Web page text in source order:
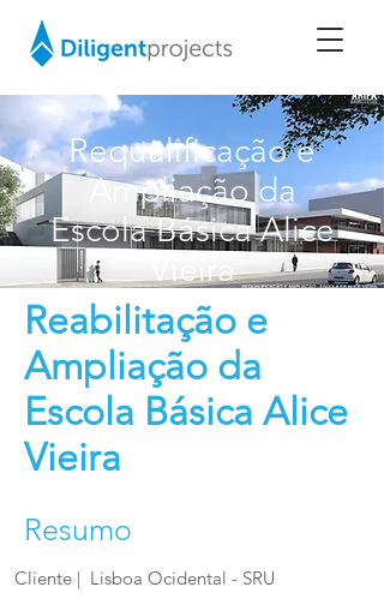
Requalificação e
Ampliação da
Escola Básica Alice
Vieira
Reabilitação e
Ampliação da
Escola Básica Alice
Vieira
Resumo
Cliente | Lisboa Ocidental - SRU